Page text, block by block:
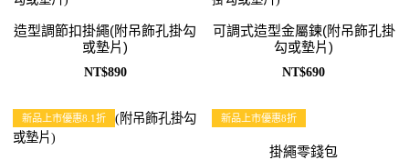
造型調節扣掛繩(附吊飾孔掛勾
或墊片)
NT$890
可調式造型金屬鍊(附吊飾孔掛
勾或墊片)
NT$690
新品上市優惠8.1折 新品上市優惠8折
掛繩零錢包